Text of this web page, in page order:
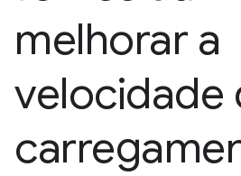
melhorar a
velocidade